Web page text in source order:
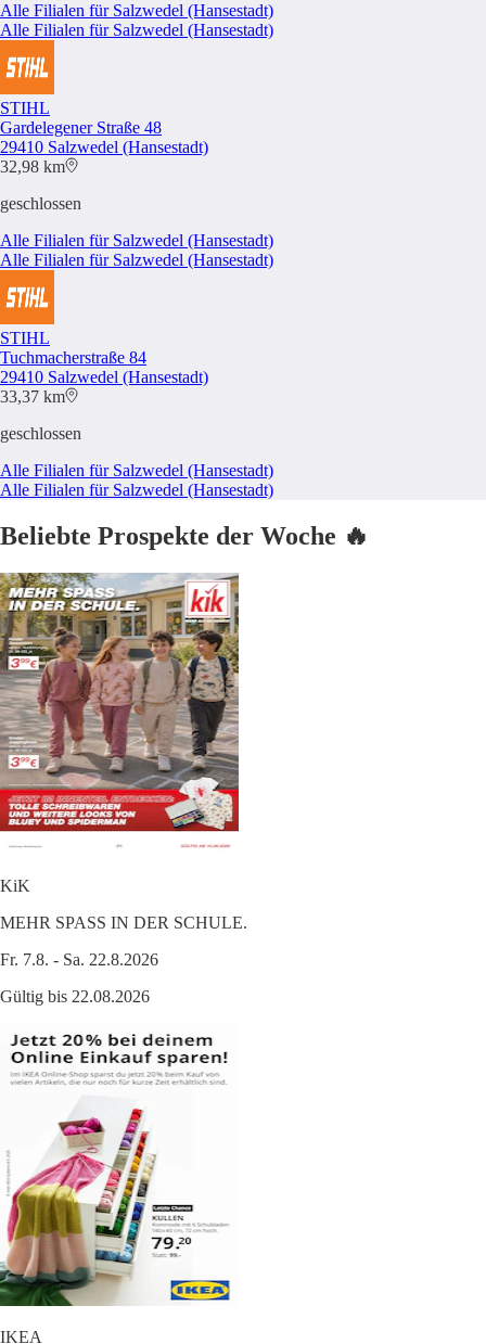
Alle Filialen für Salzwedel (Hansestadt)
Alle Filialen für Salzwedel (Hansestadt)
STIHL
Gardelegener Straße 48
29410 Salzwedel (Hansestadt)
32,98 km
geschlossen
Alle Filialen für Salzwedel (Hansestadt)
Alle Filialen für Salzwedel (Hansestadt)
STIHL
Tuchmacherstraße 84
29410 Salzwedel (Hansestadt)
33,37 km
geschlossen
Alle Filialen für Salzwedel (Hansestadt)
Alle Filialen für Salzwedel (Hansestadt)
Beliebte Prospekte der Woche 🔥
KiK
MEHR SPASS IN DER SCHULE.
Fr. 7.8. - Sa. 22.8.2026
Gültig bis 22.08.2026
IKEA